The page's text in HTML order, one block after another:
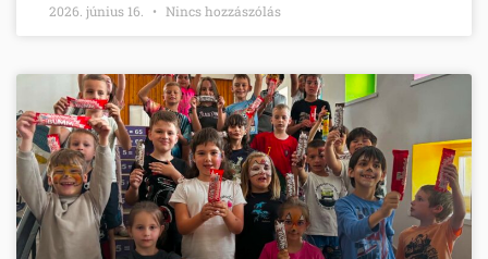
2026. június 16. Nincs hozzászólás